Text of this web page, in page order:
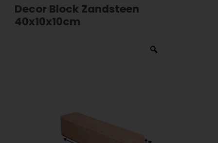
Decor Block Zandsteen
40x10x10cm